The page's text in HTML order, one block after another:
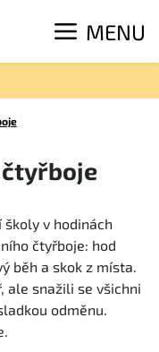
MENU
školy v hodinách
čtyřboje: hod
běh a skok z místa.
ale snažili se všichni
odměnu.